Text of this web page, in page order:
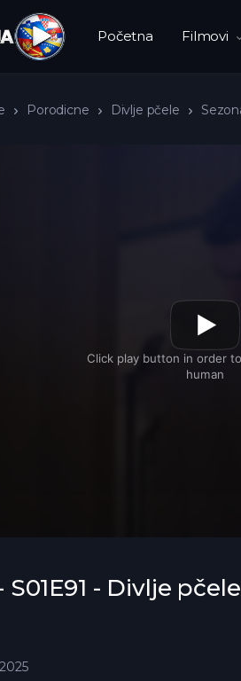
Početna Filmovi
Porodicne Divlje pčele
- Divlje pčele